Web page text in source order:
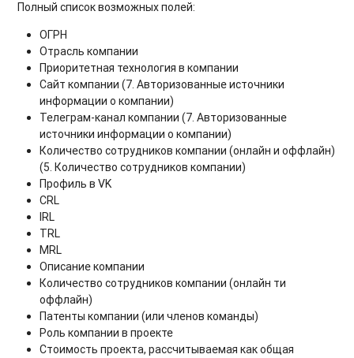
Полный список возможных полей:
ОГРН
Отрасль компании
Приоритетная технология в компании
Сайт компании (7. Авторизованные источники
информации о компании)
Телеграм-канал компании (7. Авторизованные
источники информации о компании)
Количество сотрудников компании (онлайн и оффлайн)
(5. Количество сотрудников компании)
Профиль в VK
CRL
IRL
TRL
MRL
Описание компании
Количество сотрудников компании (онлайн ти
оффлайн)
Патенты компании (или членов команды)
Роль компании в проекте
Стоимость проекта, рассчитываемая как общая